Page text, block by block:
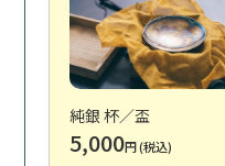
純銀 杯／盃
5,000円 (税込)